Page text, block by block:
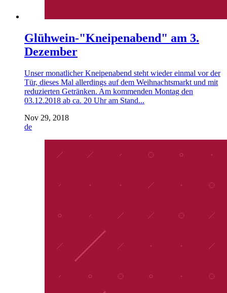
Glühwein-"Kneipenabend" am 3.
Dezember
Unser monatlicher Kneipenabend steht wieder einmal vor der
Tür, dieses Mal allerdings auf dem Weihnachtsmarkt und mit
reduzierten Getränken. Am kommenden Montag den
03.12.2018 ab ca. 20 Uhr am Stand...
Nov 29, 2018
de